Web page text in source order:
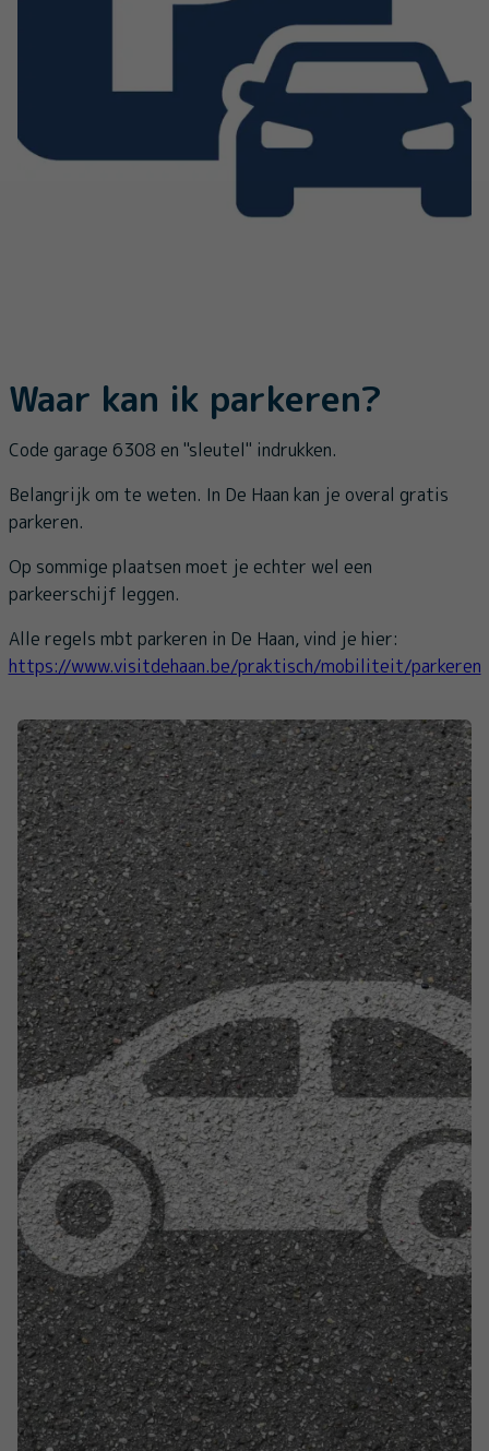
Waar kan ik parkeren?
Code garage 6308 en "sleutel" indrukken.
Belangrijk om te weten. In De Haan kan je overal gratis
parkeren.
Op sommige plaatsen moet je echter wel een
parkeerschijf leggen.
Alle regels mbt parkeren in De Haan, vind je hier:
https://www.visitdehaan.be/praktisch/mobiliteit/parkeren